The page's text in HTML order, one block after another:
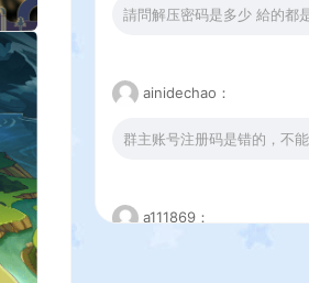
請問解压密码是多少 給的都
ainidechao：
群主账号注册码是错的，不
a111869：